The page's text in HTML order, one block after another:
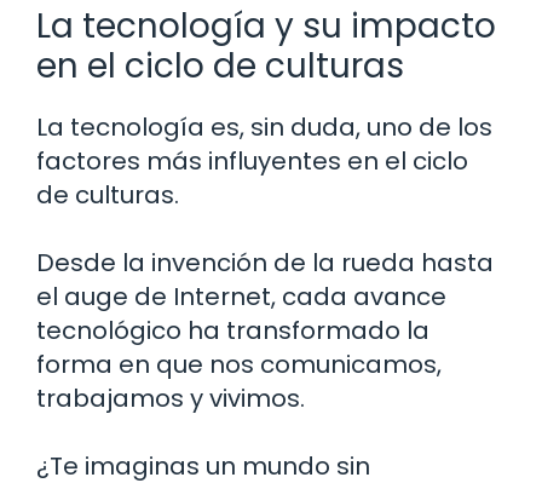
La tecnología y su impacto
en el ciclo de culturas
La tecnología es, sin duda, uno de los
factores más influyentes en el ciclo
de culturas.
Desde la invención de la rueda hasta
el auge de Internet, cada avance
tecnológico ha transformado la
forma en que nos comunicamos,
trabajamos y vivimos.
¿Te imaginas un mundo sin